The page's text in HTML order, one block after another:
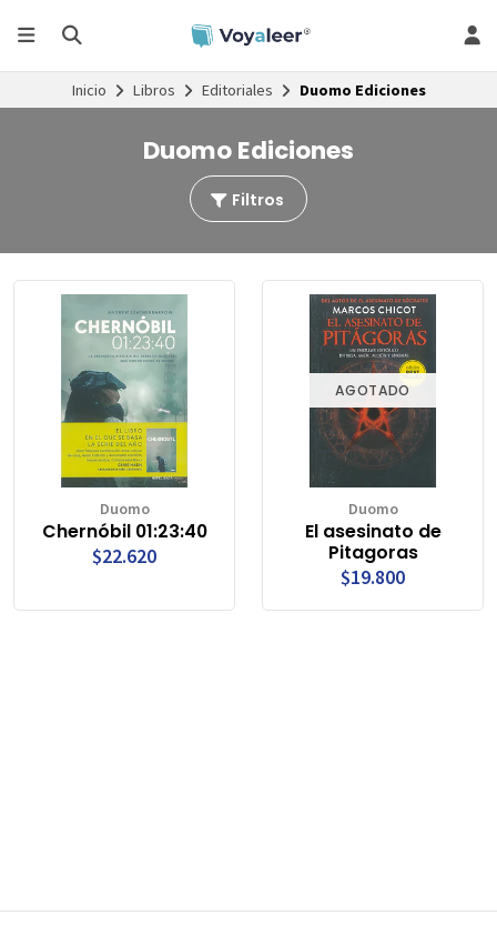
Inicio Libros Editoriales Duomo Ediciones
Duomo Ediciones
Filtros
Duomo
Chernóbil 01:23:40
$22.620
AGOTADO
Duomo
El asesinato de
Pitagoras
$19.800